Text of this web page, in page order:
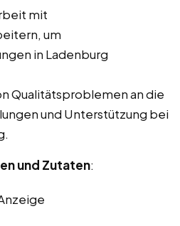
mit
um
in Ladenburg
Qualitätsproblemen an die
und Unterstützung bei
und Zutaten: